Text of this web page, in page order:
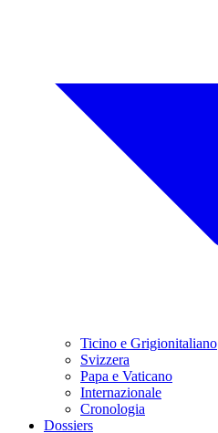
Ticino e Grigionitaliano
Svizzera
Papa e Vaticano
Internazionale
Cronologia
Dossiers